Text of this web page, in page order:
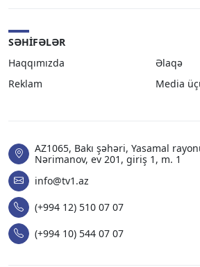
SƏHIFƏLƏR
Haqqımızda
Əlaqə
Reklam
Media
AZ1065, Bakı şəhəri, Yasamal
Nərimanov, ev 201, giriş 1, m. 1
info@tv1.az
(+994 12) 510 07 07
(+994 10) 544 07 07